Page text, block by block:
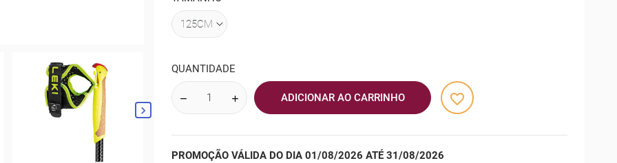

QUANTIDADE
ADICIONAR AO CARRINHO favorite_border
PROMOÇÃO VÁLIDA DO DIA 01/08/2026 ATÉ 31/08/2026